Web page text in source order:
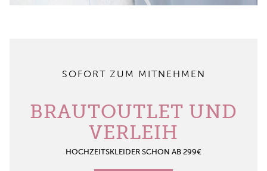
SOFORT ZUM MITNEHMEN
BRAUTOUTLET UND
VERLEIH
HOCHZEITSKLEIDER SCHON AB 299€